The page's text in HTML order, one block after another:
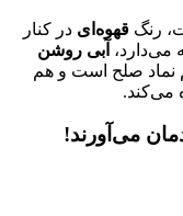
رنگ قهوه‌ای در کنار
می‌دارد، آبی روشن
نماد صلح است و هم
می‌کند.